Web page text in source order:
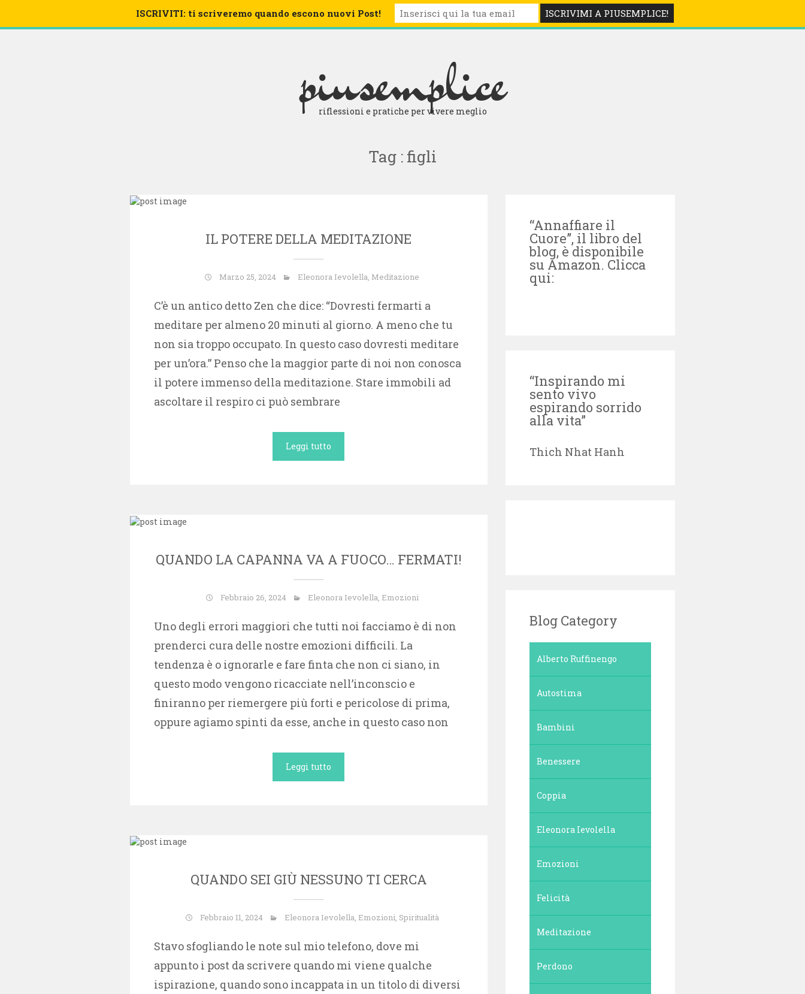
VIDEO BLOG CHI SIAMO ARCHIVIO LETTURE CONSIGLIATE LIBRI
piusemplice
riflessioni e pratiche per vivere meglio
Tag : figli
IL POTERE DELLA MEDITAZIONE
Marzo 25, 2024 Eleonora Ievolella, Meditazione
C’è un antico detto Zen che dice: “Dovresti fermarti a
meditare per almeno 20 minuti al giorno. A meno che tu
non sia troppo occupato. In questo caso dovresti meditare
per un’ora.” Penso che la maggior parte di noi non conosca
il potere immenso della meditazione. Stare immobili ad
ascoltare il respiro ci può sembrare
Leggi tutto
QUANDO LA CAPANNA VA A FUOCO… FERMATI!
Febbraio 26, 2024 Eleonora Ievolella Emozioni
Uno degli errori maggiori che tutti noi facciamo è di non
prenderci cura delle nostre emozioni difficili. La
tendenza è o ignorarle e fare finta che non ci siano, in
questo modo vengono ricacciate nell’inconscio e
finiranno per riemergere più forti e pericolose di prima,
oppure agiamo spinti da esse, anche in questo caso non
Leggi tutto
QUANDO SEI GIÙ NESSUNO TI CERCA
Febbraio 11, 2024 Eleonora Ievolella, Emozioni, Spiritualità
Stavo sfogliando le note sul mio telefono, dove mi
appunto i post da scrivere quando mi viene qualche
ispirazione, quando sono incappata in un titolo di diversi
“Annaffiare il
Cuore”, il libro del
blog, è disponibile
su Amazon. Clicca
qui:
“Inspirando mi
sento vivo
espirando sorrido
alla vita”
Thich Nhat Hanh
Blog Category
Alberto Ruffinengo
Autostima
Bambini
Benessere
Coppia
Eleonora Ievolella
Emozioni
Felicità
Meditazione
Perdono
ISCRIVITI: ti scriveremo quando escono nuovi Post!